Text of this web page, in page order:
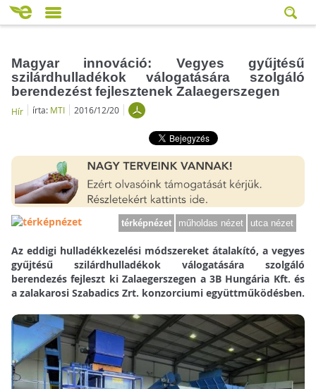
Magyar innováció: Vegyes gyűjtésű
szilárdhulladékok válogatására szolgáló
berendezést fejlesztenek Zalaegerszegen
Hír írta: MTI 2016/12/20
térképnézet műholdas nézet utca nézet
Az eddigi hulladékkezelési módszereket átalakító, a vegyes
gyűjtésű szilárdhulladékok válogatására szolgáló
berendezés fejleszt ki Zalaegerszegen a 3B Hungária Kft. és
a zalakarosi Szabadics Zrt. konzorciumi együttműködésben.